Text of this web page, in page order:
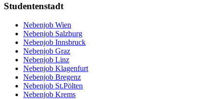
Studentenstadt
Nebenjob Wien
Nebenjob Salzburg
Nebenjob Innsbruck
Nebenjob Graz
Nebenjob Linz
Nebenjob Klagenfurt
Nebenjob Bregenz
Nebenjob St.Pölten
Nebenjob Krems